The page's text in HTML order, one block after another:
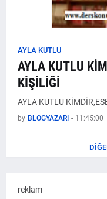
AYLA KUTLU
AYLA KUTLU
KİŞİLİĞİ
AYLA KUTLU
by BLOGYAZARI - 11:45:00
reklam